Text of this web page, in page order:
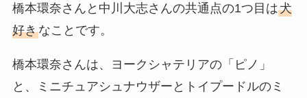
橋本環奈さんと中川大志さんの共通点の1つ目は犬
好きなことです。
橋本環奈さんは、ヨークシャテリアの「ピノ」
と、ミニチュアシュナウザーとトイプードルのミ